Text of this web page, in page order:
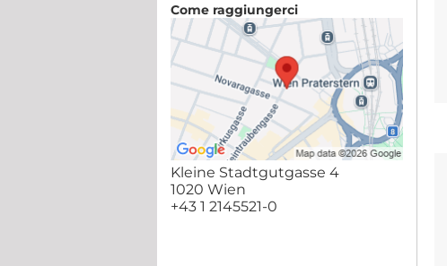
Come raggiungerci
Kleine Stadtgutgasse 4
1020 Wien
+43 1 2145521-0